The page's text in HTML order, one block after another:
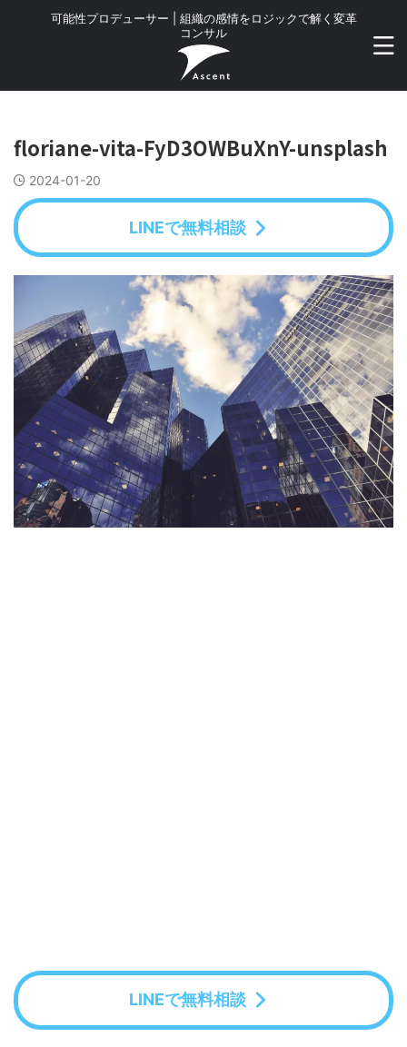
可能性プロデューサー | 組織の感情をロジックで解く変革
コンサル
floriane-vita-FyD3OWBuXnY-unsplash
2024-01-20
LINEで無料相談
LINEで無料相談